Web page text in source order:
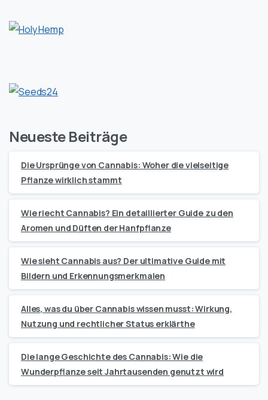
Neueste Beiträge
Die Ursprünge von Cannabis: Woher die vielseitige
Pflanze wirklich stammt
Wie riecht Cannabis? Ein detaillierter Guide zu den
Aromen und Düften der Hanfpflanze
Wie sieht Cannabis aus? Der ultimative Guide mit
Bildern und Erkennungsmerkmalen
Alles, was du über Cannabis wissen musst: Wirkung,
Nutzung und rechtlicher Status erklärthe
Die lange Geschichte des Cannabis: Wie die
Wunderpflanze seit Jahrtausenden genutzt wird